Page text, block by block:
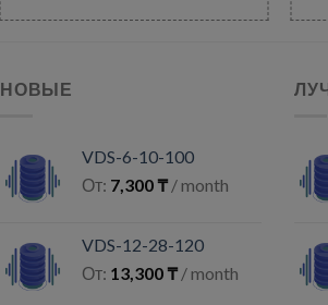
НОВЫЕ
VDS-6-10-100
От: 7,300₸ / month
VDS-12-28-120
От: 13,300₸ / month